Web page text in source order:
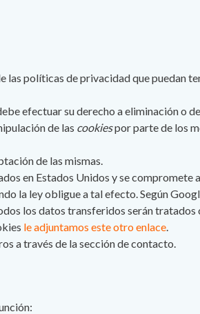
las políticas de privacidad que puedan
efectuar su derecho a eliminación o
de las cookiespor parte de los
de las mismas.
en Estados Unidos y se compromete
la ley obligue a tal efecto. Según
los datos transferidos serán tratados
le adjuntamos este otro enlace
a través de la sección de contacto.